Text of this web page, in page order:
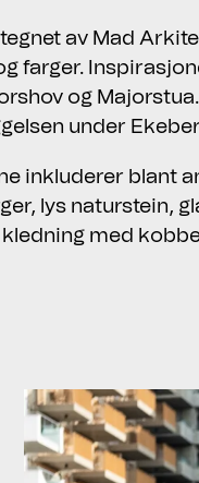
av Mad
farger.
og
under
inkluderer blant
lys naturstein,
med